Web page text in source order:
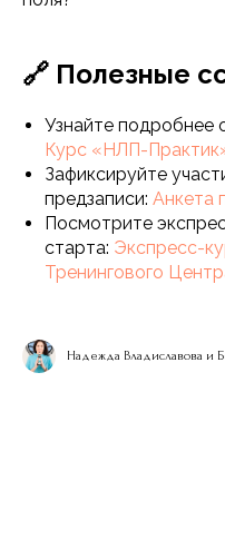
🔗 Полезные
Узнайте подробнее
Курс «НЛП-
Зафиксируйте
предзаписи: Анкета
Посмотрите
старта: Экспресс-
Тренингового
Надежда Владиславова и